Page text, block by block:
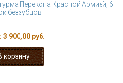
Перекопа Красной Армией, 6
беззубцов
3 900,00 руб.